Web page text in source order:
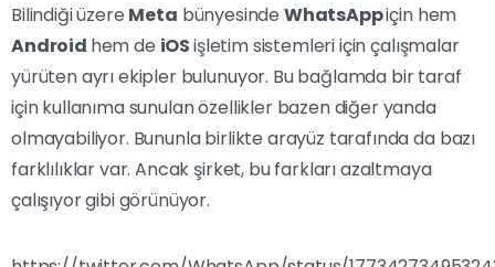
Bilindiği üzere Meta bünyesinde WhatsAppiçin hem
Android hem de iOSişletim sistemleri için çalışmalar
yürüten ayrı ekipler bulunuyor. Bu bağlamda bir taraf
için kullanıma sunulan özellikler bazen diğer yanda
olmayabiliyor. Bununla birlikte arayüz tarafında da bazı
farklılıklar var. Ancak şirket, bu farkları azaltmaya
çalışıyor gibi görünüyor.